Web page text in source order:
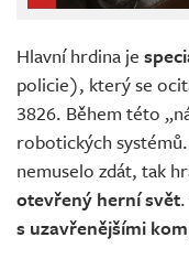
Hlavní hrdina je
policie), který se
3826. Během této
robotických
nemuselo zdát, tak
otevřený herní svět
s uzavřenějšími